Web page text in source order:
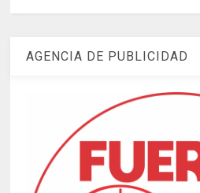
AGENCIA DE PUBLICIDAD